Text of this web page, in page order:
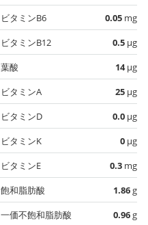
ビタミンB6
0.05 mg
ビタミンB12
0.5 µg
葉酸
14µg
ビタミンA
25 µg
ビタミンD
0.0 µg
ビタミンK
0 µg
ビタミンE
0.3 mg
飽和脂肪酸
1.86g
一価不飽和脂肪酸
0.96g